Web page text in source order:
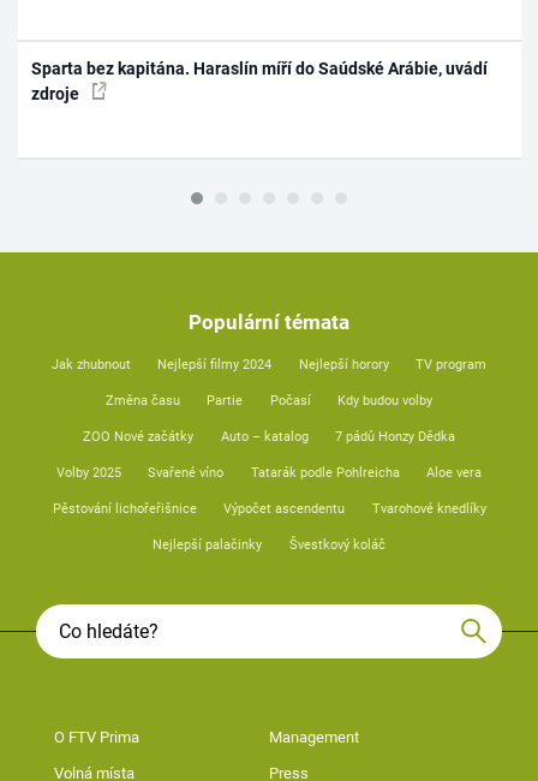
Sparta bez kapitána. Haraslín míří do Saúdské Arábie, uvádí
zdroje
Populární témata
Jak zhubnout Nejlepší filmy 2024 Nejlepší horory TV program
Změna času Partie Počasí Kdy budou volby
ZOO Nové začátky Auto – katalog 7 pádů Honzy Dědka
Volby 2025 Svařené víno Tatarák podle Pohlreicha Aloe vera
Pěstování lichořeřišnice Výpočet ascendentu Tvarohové knedlíky
Nejlepší palačinky Švestkový koláč
O FTV Prima Management
Volná místa Press